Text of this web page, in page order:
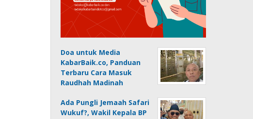
Doa untuk Media
KabarBaik.co, Panduan
Terbaru Cara Masuk
Raudhah Madinah
Ada Pungli Jemaah Safari
Wukuf?, Wakil Kepala BP